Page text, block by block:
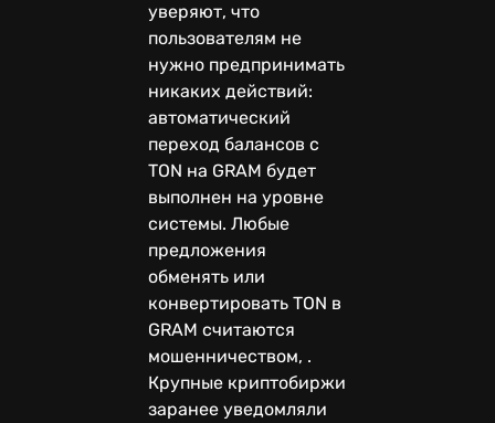
уверяют, что
пользователям не
нужно предпринимать
никаких действий:
автоматический
переход балансов с
TON на GRAM будет
выполнен на уровне
системы. Любые
предложения
обменять или
конвертировать TON в
GRAM считаются
мошенничеством, .
Крупные криптобиржи
заранее уведомляли